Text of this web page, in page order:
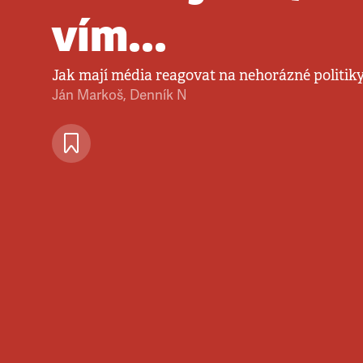
vím...
Jak mají média reagovat na nehorázné
Ján Markoš, Denník N